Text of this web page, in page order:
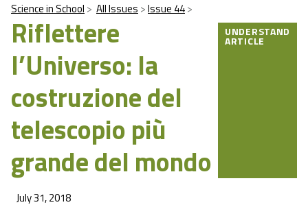
Science in School All Issues Issue 44
Riflettere
l’Universo: la
costruzione del
telescopio più
grande del mondo
UNDERSTAND
ARTICLE
July 31, 2018